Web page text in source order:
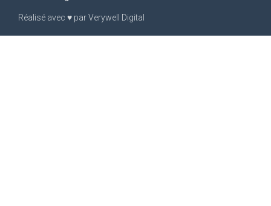
Réalisé avec ♥ parVerywell Digital